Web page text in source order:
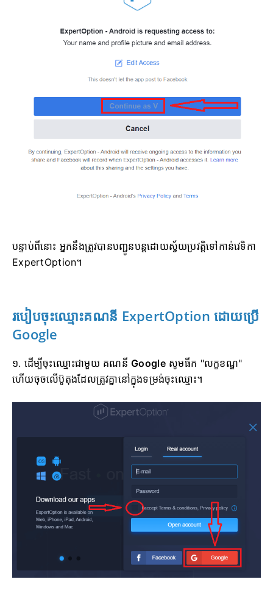
បន្ទាប់ពីនោះ អ្នកនឹងត្រូវបានបញ្ជូនបន្តដោយស្វ័យប្រវត្តិទៅកាន់វេទិកា
ExpertOption។
របៀបចុះឈ្មោះគណនី ExpertOption ដោយប្រើ
Google
១. ដើម្បីចុះឈ្មោះជាមួយ គណនីGoogleសូមធីក "លក្ខខណ្ឌ"
ហើយចុចលើប៊ូតុងដែលត្រូវគ្នានៅក្នុងទម្រង់ចុះឈ្មោះ។